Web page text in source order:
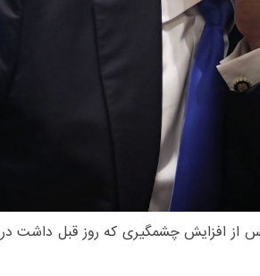
افزایش چشمگیری که روز قبل داشت در